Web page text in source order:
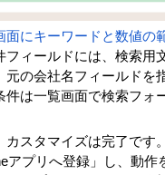
面にキーワードと数値の
フィールドには、検索用
元の会社名フィールドを
件は一覧画面で検索フォ
カスタマイズは完了です。
アプリへ登録」し、動作